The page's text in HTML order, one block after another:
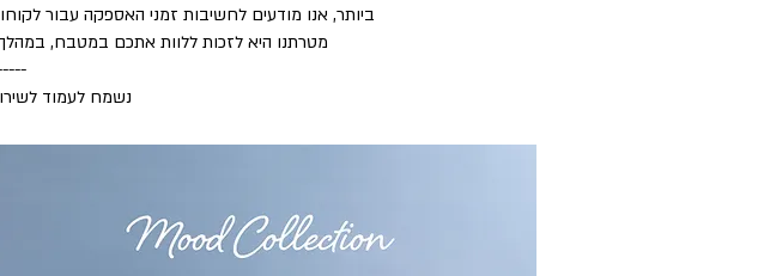
ביותר, אנו מודעים לחשיבות זמני האספקה עבור
מטרתנו היא לזכות ללוות אתכם במטבח, במהלך
נשמח לעמוד